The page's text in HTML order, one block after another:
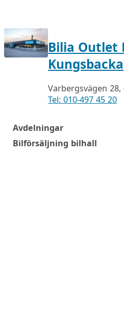
Bilia Outlet
Kungsbacka
Varbergsvägen 28,
Tel: 010-497 45 20
Öppettider
Avdelningar
Bilförsäljning bilhall